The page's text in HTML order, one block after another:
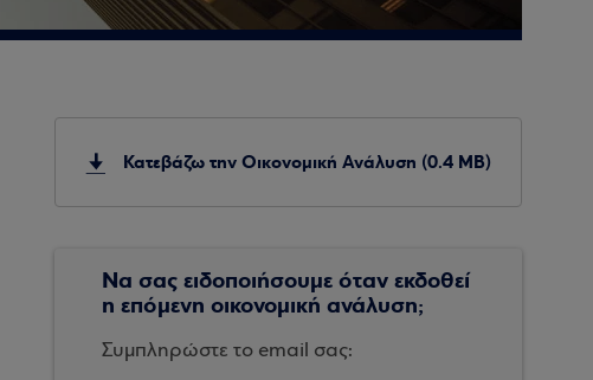
Κατεβάζω την Οικονομική Ανάλυση (0.4 MB)
Να σας ειδοποιήσουμε όταν εκδοθεί
η επόμενη οικονομική ανάλυση;
Συμπληρώστε το email σας: